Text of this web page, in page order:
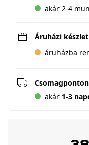
akár 2-4
Áruházi
áruházba
akár 1-3